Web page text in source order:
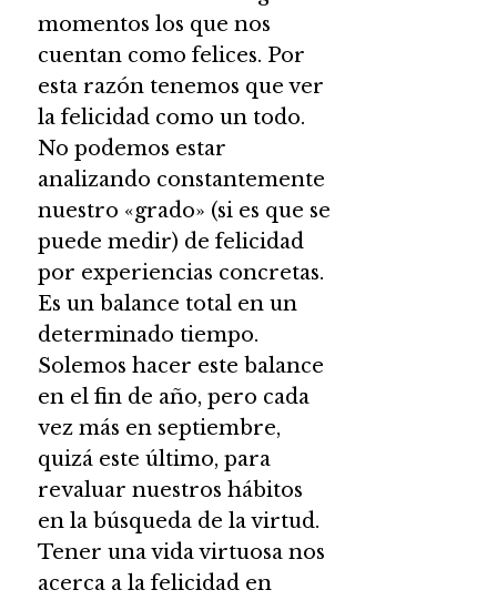
momentos los que nos
cuentan como felices. Por
esta razón tenemos que ver
la felicidad como un todo.
No podemos estar
analizando constantemente
nuestro «grado» (si es que se
puede medir) de felicidad
por experiencias concretas.
Es un balance total en un
determinado tiempo.
Solemos hacer este balance
en el fin de año, pero cada
vez más en septiembre,
quizá este último, para
revaluar nuestros hábitos
en la búsqueda de la virtud.
Tener una vida virtuosa nos
acerca a la felicidad en